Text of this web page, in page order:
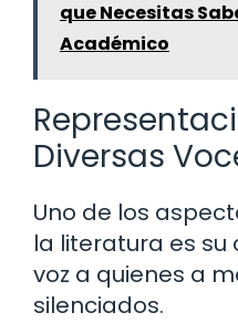
que Necesitas
Académico
Diversas
Uno de los
la literatura es
voz a quienes a
silenciados.